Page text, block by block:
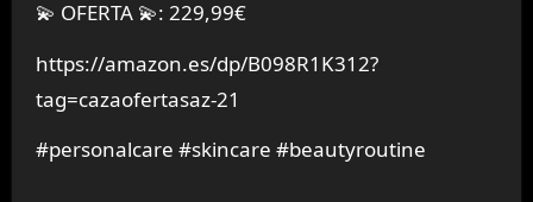
💫 OFERTA 💫: 229,99€
https://amazon.es/dp/B098R1K312?
tag=cazaofertasaz-21
#personalcare #skincare #beautyroutine